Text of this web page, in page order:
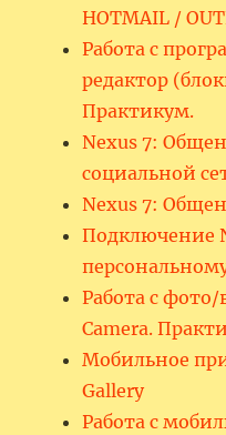
HOTMAIL /
Работа с
редактор
Практикум.
Nexus 7:
социальной
Nexus 7:
Подключение
Работа с
Camera.
Мобильное
Gallery
Работа с